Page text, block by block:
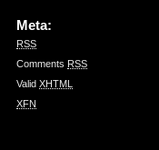
Meta:
RSS
Comments RSS
Valid XHTML
XFN